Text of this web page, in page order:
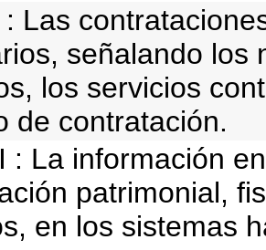
Las
señalando los
los servicios
de contratación.
: La información
patrimonial,
en los sistemas